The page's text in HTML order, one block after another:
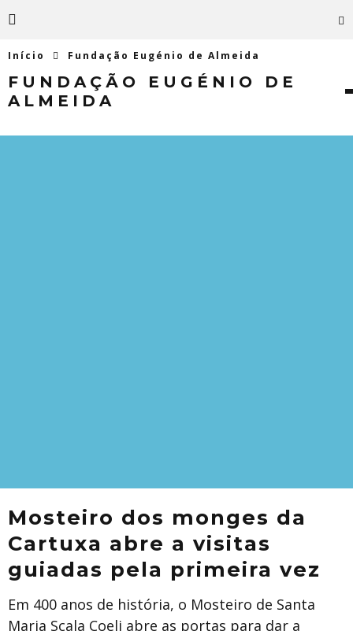
Início Fundação Eugénio de Almeida
FUNDAÇÃO EUGÉNIO DE
ALMEIDA
Mosteiro dos monges da
Cartuxa abre a visitas
guiadas pela primeira vez
Em 400 anos de história, o Mosteiro de Santa
Maria Scala Coeli abre as portas para dar a